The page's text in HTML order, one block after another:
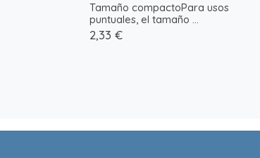
Tamaño compactoPara usos
puntuales, el tamaño ...
2,33 €